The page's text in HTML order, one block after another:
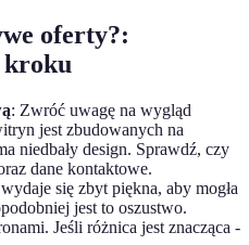
oferty?:
kroku
: Zwróć uwagę na wygląd
jest zbudowanych na
niedbały design. Sprawdź, czy
dane kontaktowe.
się zbyt piękna, aby mogła
jest to oszustwo.
Jeśli różnica jest znacząca -